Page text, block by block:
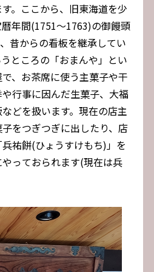
。ここから、旧東海道を少
年間(1751～1763)の御饅頭
昔からの看板を継承してい
ところの「おまんや」とい
、お茶席に使う主菓子や干
行事に因んだ生菓子、大福
どを扱います。現在の店主
をつぎつぎに出したり、店
祐餅(ひょうすけもち)」を
っておられます(現在は兵